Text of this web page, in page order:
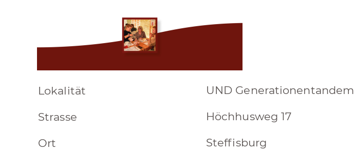
Lokalität UND Generationentandem
Strasse Höchhusweg 17
Ort Steffisburg